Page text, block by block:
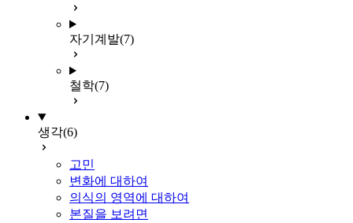
자기계발(7)
철학(7)
생각(6)
고민
변화에 대하여
의식의 영역에 대하여
본질을 보려면